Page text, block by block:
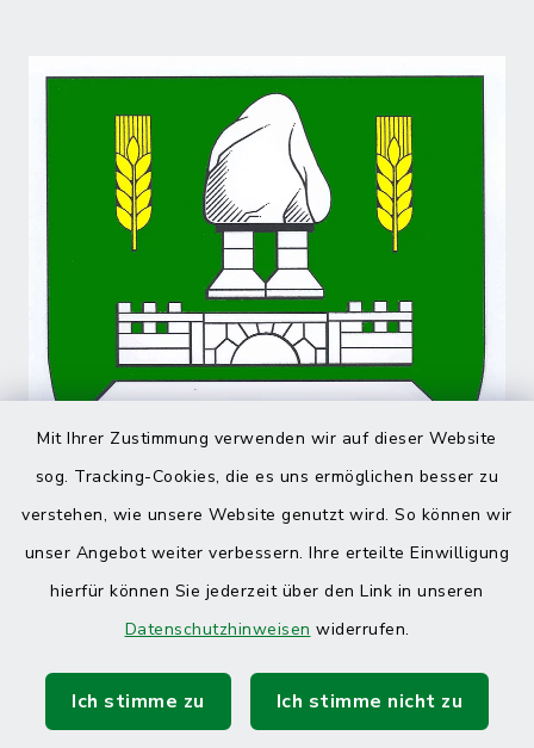
Mit Ihrer Zustimmung verwenden wir auf dieser Website
sog. Tracking-Cookies, die es uns ermöglichen besser zu
verstehen, wie unsere Website genutzt wird. So können wir
unser Angebot weiter verbessern. Ihre erteilte Einwilligung
hierfür können Sie jederzeit über den Link in unseren
Datenschutzhinweisen widerrufen.
Ich stimme zu Ich stimme nicht zu
Kontakt